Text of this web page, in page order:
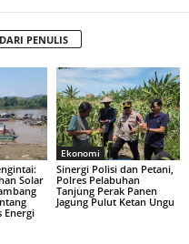
DARI PENULIS
Solar
Energi
Ekonomi
Sinergi Polisi dan Petani,
Polres Pelabuhan
Tanjung Perak Panen
Jagung Pulut Ketan Ungu